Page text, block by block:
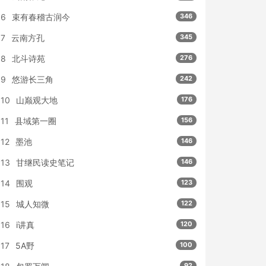
6 束有春稽古润今 346
7 云南方孔 345
8 北斗诗苑 276
9 悠游长三角 242
10 山巅观大地 176
11 县域第一圈 156
12 墨池 146
13 甘继民读史笔记 146
14 围观 123
15 城人知微 122
16 i讲真 120
17 5A野 100